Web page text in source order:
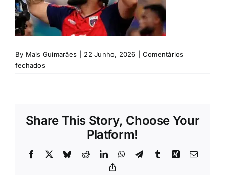
Rubricas
Jornal
Revista
By Mais Guimarães 22 Junho, 2026
Comentários
fechadosem
Share This Story, Choose Your
Platform!
Facebook BlueskyRedditLinkedInWhatsApp
TelegramTumblrXing Email